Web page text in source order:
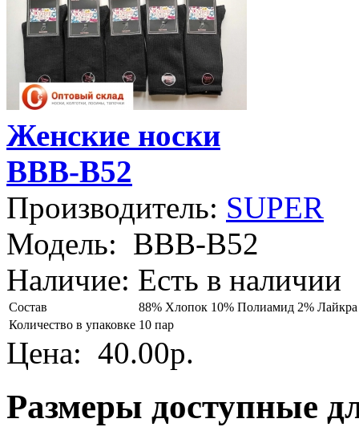
Женские носки
BBB-B52
Производитель: SUPER
Модель: BBB-B52
Наличие: Есть в наличии
Состав
88% Хлопок 10% Полиамид 2% Лайкра
Количество в упаковке 10 пар
Цена: 40.00р.
Размеры доступные